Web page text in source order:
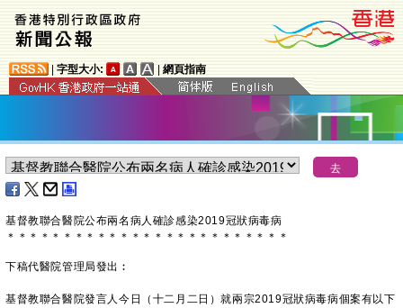
字型大小: 網頁指南
基督教聯合醫院公布兩名病人確診感染2019冠狀病毒病
＊ ＊ ＊ ＊ ＊ ＊ ＊ ＊ ＊ ＊ ＊ ＊ ＊ ＊ ＊ ＊ ＊ ＊ ＊ ＊ ＊ ＊ ＊ ＊ ＊
下稿代醫院管理局發出︰
基督教聯合醫院發言人今日（十二月二日）就兩宗2019冠狀病毒病個案有以下